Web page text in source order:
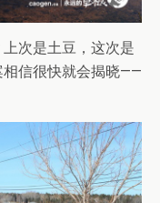
次是土豆，这次是
相信很快就会揭晓——